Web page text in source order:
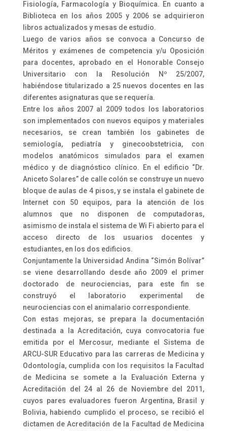
Fisiología, Farmacología y Bioquímica. En cuanto a
Biblioteca en los años 2005 y 2006 se adquirieron
libros actualizados y mesas de estudio.
Luego de varios años se convoca a Concurso de
Méritos y exámenes de competencia y/u Oposición
para docentes, aprobado en el Honorable Consejo
Universitario con la Resolución Nº 25/2007,
habiéndose titularizado a 25 nuevos docentes en las
diferentes asignaturas que se requería.
Entre los años 2007 al 2009 todos los laboratorios
son implementados con nuevos equipos y materiales
necesarios, se crean también los gabinetes de
semiología, pediatría y ginecoobstetricia, con
modelos anatómicos simulados para el examen
médico y de diagnóstico clínico. En el edificio “Dr.
Aniceto Solares” de calle colón se construye un nuevo
bloque de aulas de 4 pisos, y se instala el gabinete de
Internet con 50 equipos, para la atención de los
alumnos que no disponen de computadoras,
asimismo de instala el sistema de Wi Fi abierto para el
acceso directo de los usuarios docentes y
estudiantes, en los dos edificios.
Conjuntamente la Universidad Andina “Simón Bolívar”
se viene desarrollando desde año 2009 el primer
doctorado de neurociencias, para este fin se
construyó el laboratorio experimental de
neurociencias con el animalario correspondiente.
Con estas mejoras, se prepara la documentación
destinada a la Acreditación, cuya convocatoria fue
emitida por el Mercosur, mediante el Sistema de
ARCU-SUR Educativo para las carreras de Medicina y
Odontología, cumplida con los requisitos la Facultad
de Medicina se somete a la Evaluación Externa y
Acreditación del 24 al 26 de Noviembre del 2011,
cuyos pares evaluadores fueron Argentina, Brasil y
Bolivia, habiendo cumplido el proceso, se recibió el
dictamen de Acreditación de la Facultad de Medicina